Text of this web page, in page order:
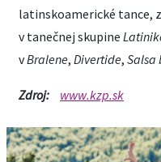
latinskoamerické tance,
v tanečnej skupine
vBralene, Divertide, Salsa
Zdroj: www.kzp.sk